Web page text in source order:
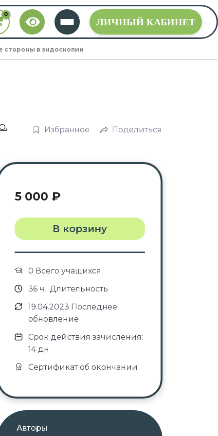
ЛИЧНЫЙ КАБИНЕТ
стороны в эндоскопии
, Избранное Поделиться
5 000 ₽
В корзину
0 Всего учащихся
36 ч. Длительность
19.04.2023 Последнее
обновление
Срок действия зачисления:
14 дн
Сертификат об окончании
Авторы